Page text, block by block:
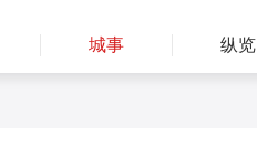
城事 纵览